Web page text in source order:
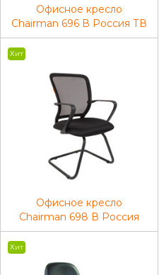
Офисное кресло
Chairman 696 В Россия ТВ
голубой
Хит
Офисное кресло
Chairman 698 В Россия
ТВ-01 черный
Хит